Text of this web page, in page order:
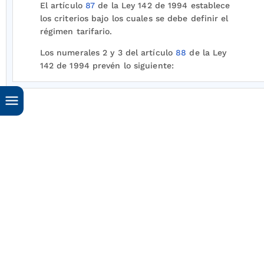
El artículo 87 de la Ley 142 de 1994 establece
los criterios bajo los cuales se debe definir el
régimen tarifario.
Los numerales 2 y 3 del artículo 88 de la Ley
142 de 1994 prevén lo siguiente:
“88.2. Las empresas tendrán libertad para fijar